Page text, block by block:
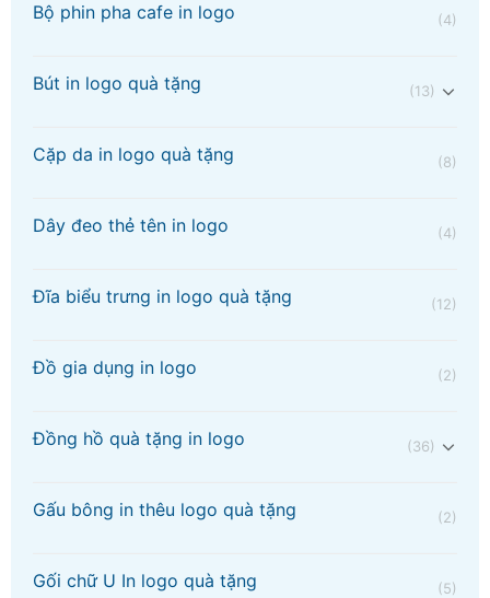
Bộ phin pha cafe in logo (4)
Bút in logo quà tặng (13)
Cặp da in logo quà tặng (8)
Dây đeo thẻ tên in logo (4)
Đĩa biểu trưng in logo quà tặng (12)
Đồ gia dụng in logo (2)
Đồng hồ quà tặng in logo (36)
Gấu bông in thêu logo quà tặng (2)
Gối chữ U In logo quà tặng (5)